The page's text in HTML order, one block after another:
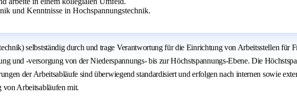
und Kenntnisse in Hochspannungstechnik.
selbstständig durch und trage Verantwortung für die Einrichtung von Arbeitsstellen für
und -versorgung von der Niederspannungs- bis zur Höchstspannungs-Ebene. Die
der Arbeitsabläufe sind überwiegend standardisiert und erfolgen nach internen sowie
von Arbeitsabläufen mit.